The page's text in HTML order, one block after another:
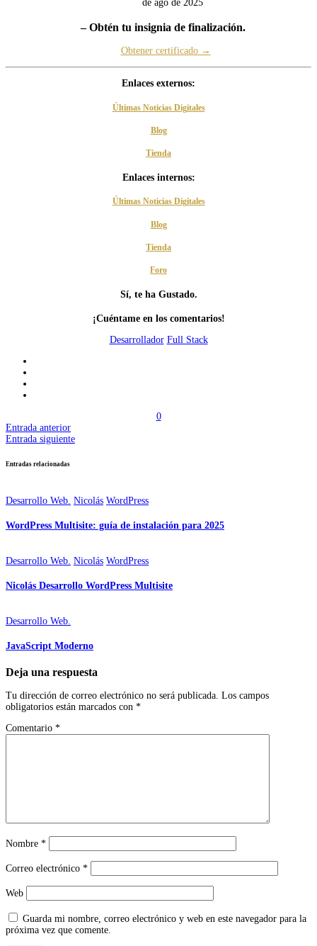
de ago de 2025
– Obtén tu insignia de finalización.
Obtener certificado →
Enlaces externos:
Últimas Noticias Digitales
Blog
Tienda
Enlaces internos:
Últimas Noticias Digitales
Blog
Tienda
Foro
Sí, te ha Gustado.
¡Cuéntame en los comentarios!
Desarrollador Full Stack
0
Entrada anterior
Entrada siguiente
Entradas relacionadas
Desarrollo Web. Nicolás WordPress
WordPress Multisite: guía de instalación para 2025
Desarrollo Web. Nicolás WordPress
Nicolás Desarrollo WordPress Multisite
Desarrollo Web.
JavaScript Moderno
Deja una respuesta
Tu dirección de correo electrónico no será publicada. Los campos
obligatorios están marcados con *
Comentario *
Nombre *
Correo electrónico *
Web
Guarda mi nombre, correo electrónico y web en este navegador para la
próxima vez que comente.